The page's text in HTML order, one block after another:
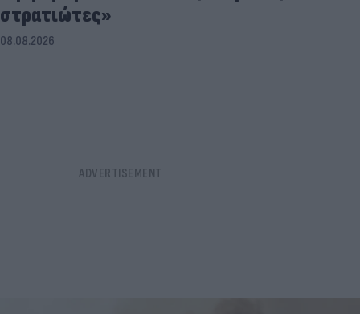
στρατιώτες»
08.08.2026